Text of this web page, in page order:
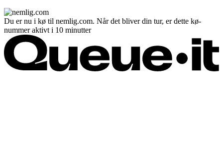
Du er nu i kø til nemlig.com. Når det bliver din tur, er dette kø-
nummer aktivt i 10 minutter